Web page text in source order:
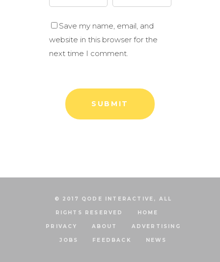
Save my name, email, and
website in this browser for the
next time I comment.
© 2017 QODE INTERACTIVE, ALL
RIGHTS RESERVED HOME
PRIVACY ABOUT ADVERTISING
JOBS FEEDBACK NEWS